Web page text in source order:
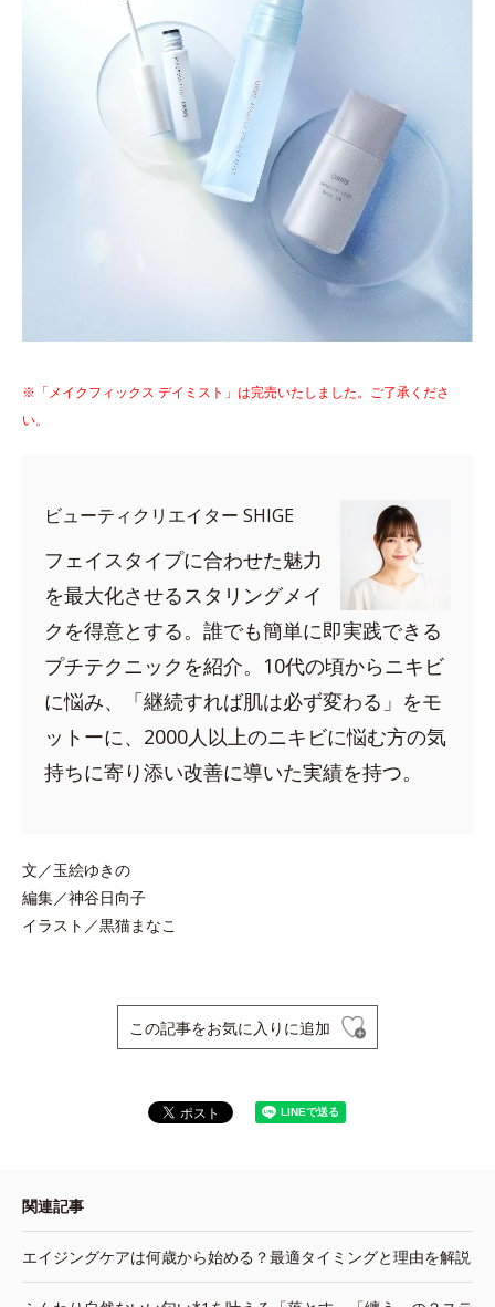
※「メイクフィックス デイミスト」は完売いたしました。ご了承くださ
い。
ビューティクリエイター SHIGE
フェイスタイプに合わせた魅力
を最大化させるスタリングメイ
クを得意とする。誰でも簡単に即実践できる
プチテクニックを紹介。10代の頃からニキビ
に悩み、「継続すれば肌は必ず変わる」をモ
ットーに、2000人以上のニキビに悩む方の気
持ちに寄り添い改善に導いた実績を持つ。
文／玉絵ゆきの
編集／神谷日向子
イラスト／黒猫まなこ
この記事をお気に入りに追加
関連記事
エイジングケアは何歳から始める？最適タイミングと理由を解説